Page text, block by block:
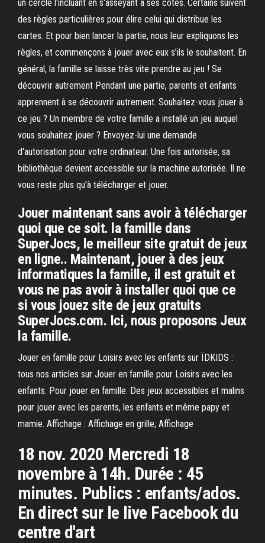
un cercle l'incluant en s'asseyant à ses côtés. Certains suivent
des règles particulières pour élire celui qui distribue les
cartes. Et pour bien lancer la partie, nous leur expliquons les
règles, et commençons à jouer avec eux s’ils le souhaitent. En
général, la famille se laisse très vite prendre au jeu ! Se
découvrir autrement Pendant une partie, parents et enfants
apprennent à se découvrir autrement. Souhaitez-vous jouer à
ce jeu ? Un membre de votre famille a installé un jeu auquel
vous souhaitez jouer ? Envoyez-lui une demande
d'autorisation pour votre ordinateur. Une fois autorisée, sa
bibliothèque devient accessible sur la machine autorisée. Il ne
vous reste plus qu'à télécharger et jouer.
Jouer maintenant sans avoir à télécharger
quoi que ce soit. la famille dans
SuperJocs, le meilleur site gratuit de jeux
en ligne.. Maintenant, jouer à des jeux
informatiques la famille, il est gratuit et
vous ne pas avoir à installer quoi que ce
si vous jouez site de jeux gratuits
SuperJocs.com. Ici, nous proposons Jeux
la famille.
Jouer en famille pour Loisirs avec les enfants sur ÏDKIDS :
tous nos articles sur Jouer en famille pour Loisirs avec les
enfants. Pour jouer en famille. Des jeux accessibles et malins
pour jouer avec les parents, les enfants et même papy et
mamie. Affichage : Affichage en grille; Affichage
18 nov. 2020 Mercredi 18
novembre à 14h. Durée : 45
minutes. Publics : enfants/ados.
En direct sur le live Facebook du
centre d'art